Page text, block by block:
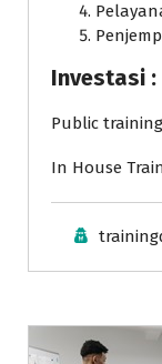
Investasi :
Public
In House